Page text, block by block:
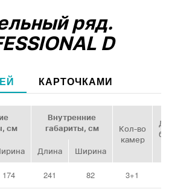
ряд.
D
КАРТОЧКАМИ
см
Внутренние
габариты, см
Кол‑во
камер
Длина Ширина
174 241 82 3+1